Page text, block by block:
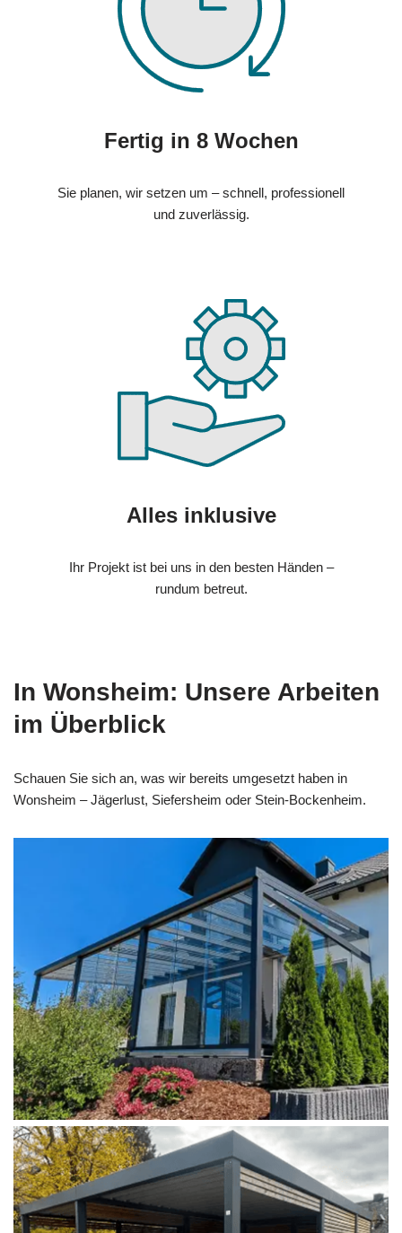
Fertig in 8 Wochen
Sie planen, wir setzen um – schnell, professionell
und zuverlässig.
Alles inklusive
Ihr Projekt ist bei uns in den besten Händen –
rundum betreut.
In Wonsheim: Unsere Arbeiten
im Überblick
Schauen Sie sich an, was wir bereits umgesetzt haben in
Wonsheim – Jägerlust, Siefersheim oder Stein-Bockenheim.